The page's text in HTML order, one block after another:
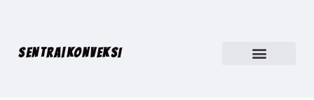
SENTRA|KONVEKSI